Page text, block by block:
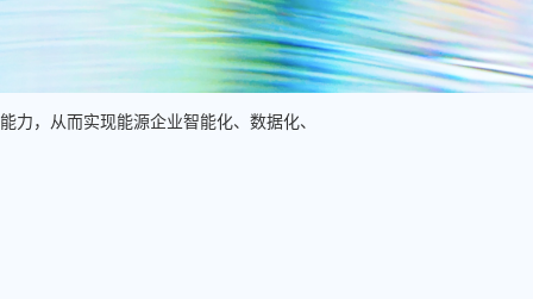
力，从而实现能源企业智能化、数据化、